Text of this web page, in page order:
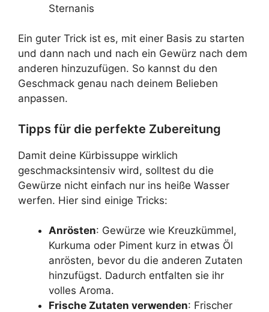
Sternanis
Ein guter Trick ist es, mit einer Basis zu starten
und dann nach und nach ein Gewürz nach dem
anderen hinzuzufügen. So kannst du den
Geschmack genau nach deinem Belieben
anpassen.
Tipps für die perfekte Zubereitung
Damit deine Kürbissuppe wirklich
geschmacksintensiv wird, solltest du die
Gewürze nicht einfach nur ins heiße Wasser
werfen. Hier sind einige Tricks:
Anrösten: Gewürze wie Kreuzkümmel,
Kurkuma oder Piment kurz in etwas Öl
anrösten, bevor du die anderen Zutaten
hinzufügst. Dadurch entfalten sie ihr
volles Aroma.
Frische Zutaten verwenden: Frischer